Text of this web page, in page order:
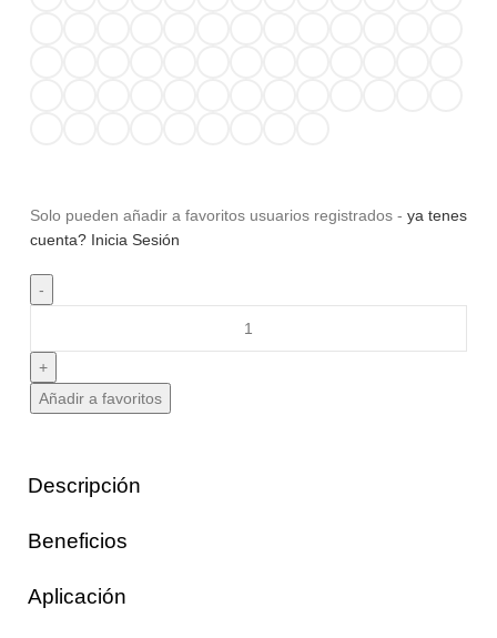
Solo pueden añadir a favoritos usuarios registrados - ya tenes
cuenta? Inicia Sesión
Añadir a favoritos
Descripción
Beneficios
Aplicación